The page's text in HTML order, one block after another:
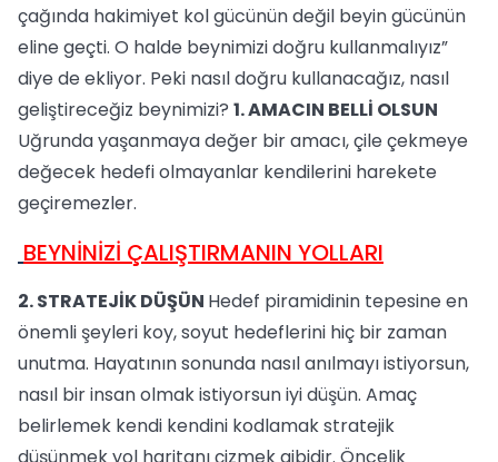
çağında hakimiyet kol gücünün değil beyin gücünün
eline geçti. O halde beynimizi doğru kullanmalıyız”
diye de ekliyor. Peki nasıl doğru kullanacağız, nasıl
geliştireceğiz beynimizi? 1. AMACIN BELLİ OLSUN
Uğrunda yaşanmaya değer bir amacı, çile çekmeye
değecek hedefi olmayanlar kendilerini harekete
geçiremezler.
BEYNİNİZİ ÇALIŞTIRMANIN YOLLARI
2. STRATEJİK DÜŞÜN Hedef piramidinin tepesine en
önemli şeyleri koy, soyut hedeflerini hiç bir zaman
unutma. Hayatının sonunda nasıl anılmayı istiyorsun,
nasıl bir insan olmak istiyorsun iyi düşün. Amaç
belirlemek kendi kendini kodlamak stratejik